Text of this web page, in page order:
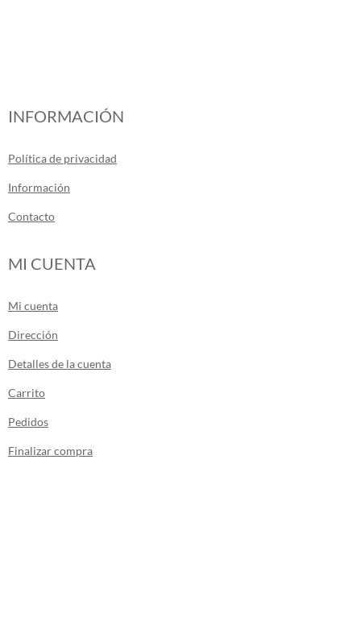
INFORMACIÓN
Política de privacidad
Información
Contacto
MI CUENTA
Mi cuenta
Dirección
Detalles de la cuenta
Carrito
Pedidos
Finalizar compra